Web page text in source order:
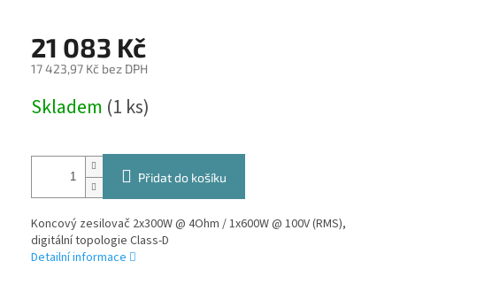
21 083 Kč
17 423,97 Kč bez DPH
cena:
Skladem (1 ks)
Přidat do košíku
Koncový zesilovač 2x300W @ 4Ohm / 1x600W @ 100V (RMS),
digitální topologie Class-D
Detailní informace